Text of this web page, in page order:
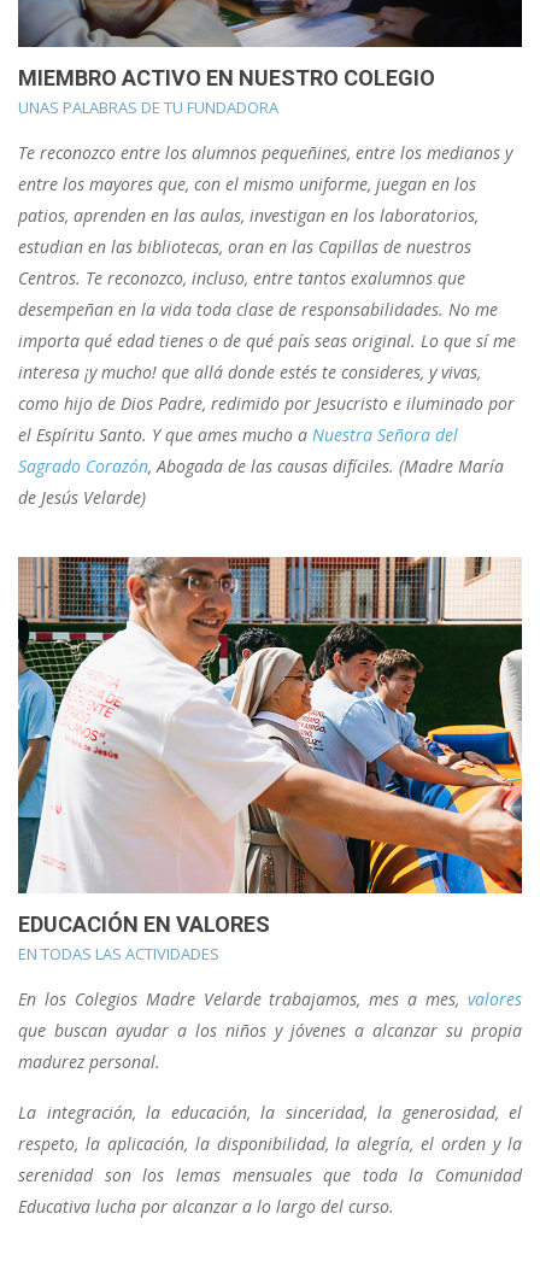
MIEMBRO ACTIVO EN NUESTRO COLEGIO
UNAS PALABRAS DE TU FUNDADORA
Te reconozco entre los alumnos pequeñines, entre los medianos y
entre los mayores que, con el mismo uniforme, juegan en los
patios, aprenden en las aulas, investigan en los laboratorios,
estudian en las bibliotecas, oran en las Capillas de nuestros
Centros. Te reconozco, incluso, entre tantos exalumnos que
desempeñan en la vida toda clase de responsabilidades. No me
importa qué edad tienes o de qué país seas original. Lo que sí me
interesa ¡y mucho! que allá donde estés te consideres, y vivas,
como hijo de Dios Padre, redimido por Jesucristo e iluminado por
el Espíritu Santo. Y que ames mucho a Nuestra Señora del
Sagrado Corazón, Abogada de las causas difíciles. (Madre María
de Jesús Velarde)
EDUCACIÓN EN VALORES
EN TODAS LAS ACTIVIDADES
En los Colegios Madre Velarde trabajamos, mes a mes, valores
que buscan ayudar a los niños y jóvenes a alcanzar su propia
madurez personal.
La integración, la educación, la sinceridad, la generosidad, el
respeto, la aplicación, la disponibilidad, la alegría, el orden y la
serenidad son los lemas mensuales que toda la Comunidad
Educativa lucha por alcanzar a lo largo del curso.